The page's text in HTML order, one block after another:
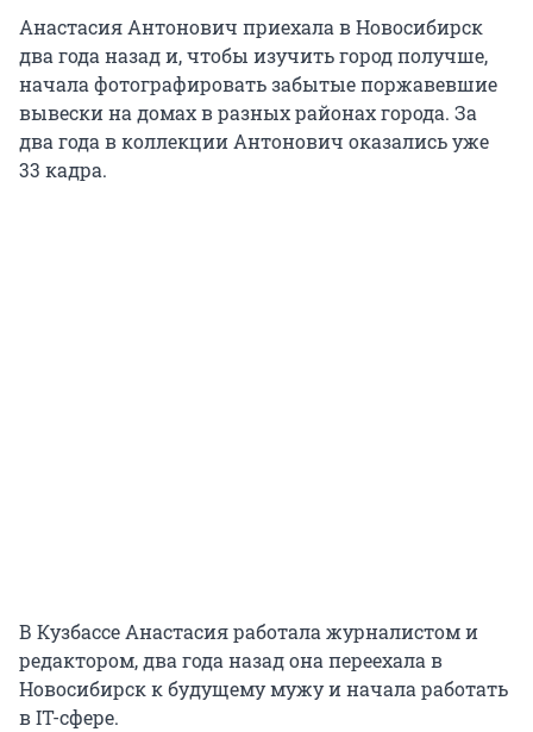
Анастасия Антонович приехала в Новосибирск
два года назад и, чтобы изучить город получше,
начала фотографировать забытые поржавевшие
вывески на домах в разных районах города. За
два года в коллекции Антонович оказались уже
33 кадра.
В Кузбассе Анастасия работала журналистом и
редактором, два года назад она переехала в
Новосибирск к будущему мужу и начала работать
в IT-сфере.